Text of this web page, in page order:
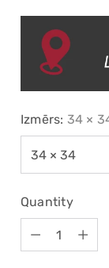
Izmērs: 34 ×
Quantity
Quantity